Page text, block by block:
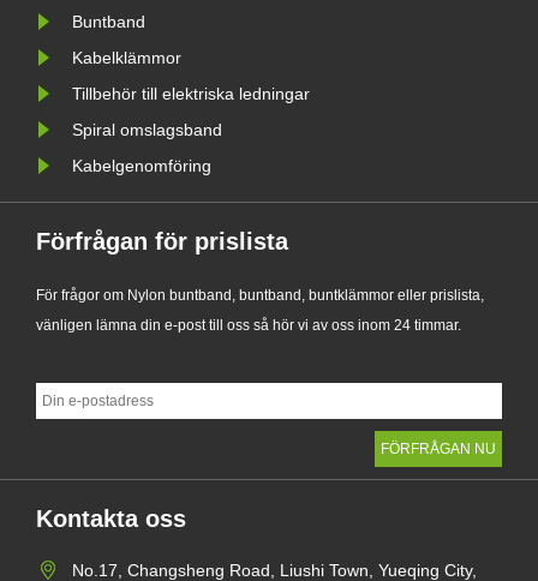
är någr......
Buntband
Kabelklämmor
Tillbehör till elektriska ledningar
Spiral omslagsband
Kabelgenomföring
Förfrågan för prislista
För frågor om Nylon buntband, buntband, buntklämmor eller prislista,
vänligen lämna din e-post till oss så hör vi av oss inom 24 timmar.
Kontakta oss
No.17, Changsheng Road, Liushi Town, Yueqing City,